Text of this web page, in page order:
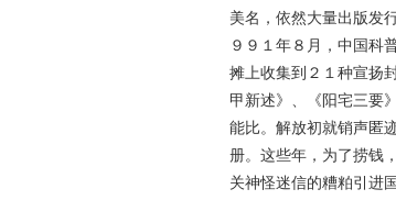
美名，依然大量出版发
９９１年８月，中国科
摊上收集到２１种宣扬
甲新述》、《阳宅三要
能比。解放初就销声匿
册。这些年，为了捞钱
关神怪迷信的糟粕引进